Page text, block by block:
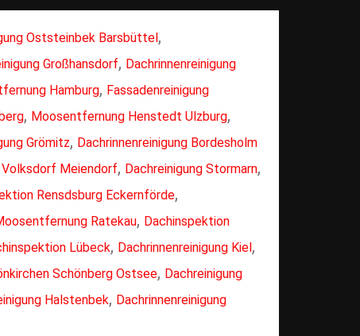
Oststeinbek Barsbüttel,
Großhansdorf, Dachrinnenreinigung
Hamburg, Fassadenreinigung
, Moosentfernung Henstedt Ulzburg,
Grömitz, Dachrinnenreinigung Bordesholm
Volksdorf Meiendorf, Dachreinigung Stormarn,
Rensdsburg Eckernförde,
Ratekau, Dachinspektion
Lübeck, Dachrinnenreinigung Kiel,
Schönberg Ostsee, Dachreinigung
Halstenbek, Dachrinnenreinigung